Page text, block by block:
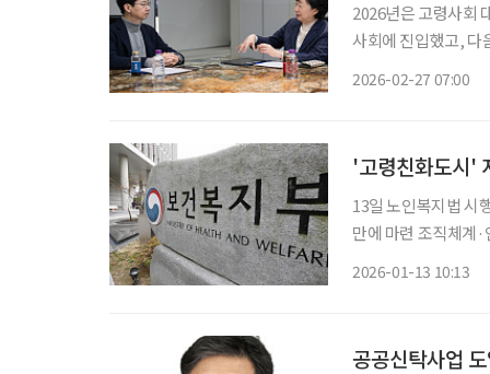
2026년은 고령사회
사회에 진입했고, 다
2026-02-27 07:00
'고령친화도시'
13일 노인복지법 시
만에 마련 조직체계
2026-01-13 10:13
공공신탁사업